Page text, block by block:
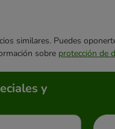
similares. Puedes
sobre protección de
y